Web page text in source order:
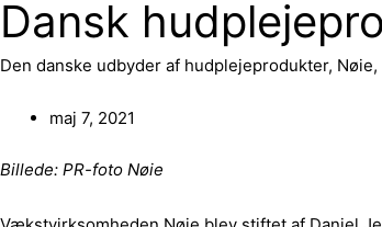
Dansk
Den danske udbyder af hudplejeprodukter,
maj 7, 2021
Billede: PR-foto Nøie